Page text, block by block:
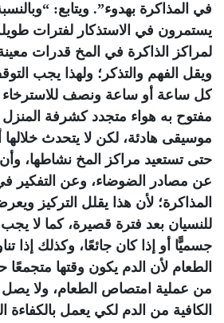
في المذاكرة بهدوء”. ويتابع:
يستمرون في الاستذكار لفترات
لمراكز الذاكرة في المخ قدرات
ويقل الفهم والتذكر؛ ولهذا يجب
كل ساعة أو ساعة ونصف للاسترخاء
مفتوح به هواء متجدد كشرفة المنزل
موسيقى هادئة، لكن لا يتحدث خلالها
حتى تستعيد مراكز المخ نشاطها، وأن
عن مصادر الضوضاء، وعن التفكير
المذاكرة؛ لأن هذا يقلل التركيز
للنسيان بعد فترة قصيرة، كما لا
جسميًّا أو إذا كان جائعًا، وكذلك إذا
الطعام لأن الدم يكون وقتها متجمعًا
من عملية امتصاص الطعام، ولا يصل
الكافية من الدم لكي يعمل بالكفاءة